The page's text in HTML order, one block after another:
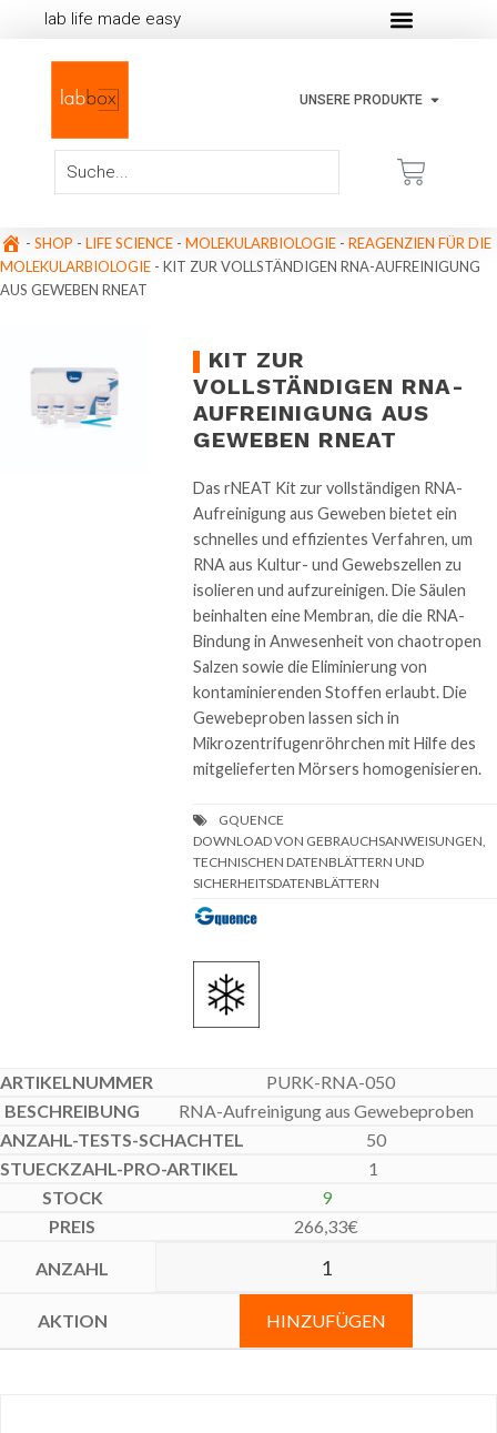
lab life made easy
UNSERE PRODUKTE
- SHOP - LIFE SCIENCE - MOLEKULARBIOLOGIE - REAGENZIEN FÜR DIE
MOLEKULARBIOLOGIE - KIT ZUR VOLLSTÄNDIGEN RNA-AUFREINIGUNG
AUS GEWEBEN RNEAT
KIT ZUR
VOLLSTÄNDIGEN RNA-
AUFREINIGUNG AUS
GEWEBEN RNEAT
Das rNEAT Kit zur vollständigen RNA-
Aufreinigung aus Geweben bietet ein
schnelles und effizientes Verfahren, um
RNA aus Kultur- und Gewebszellen zu
isolieren und aufzureinigen. Die Säulen
beinhalten eine Membran, die die RNA-
Bindung in Anwesenheit von chaotropen
Salzen sowie die Eliminierung von
kontaminierenden Stoffen erlaubt. Die
Gewebeproben lassen sich in
Mikrozentrifugenröhrchen mit Hilfe des
mitgelieferten Mörsers homogenisieren.
DOWNLOAD VON GEBRAUCHSANWEISUNGEN,
TECHNISCHEN DATENBLÄTTERN UND
SICHERHEITSDATENBLÄTTERN
PURK-RNA-050
RNA-Aufreinigung aus Gewebeproben
50
1
9
266,33€
HINZUFÜGEN